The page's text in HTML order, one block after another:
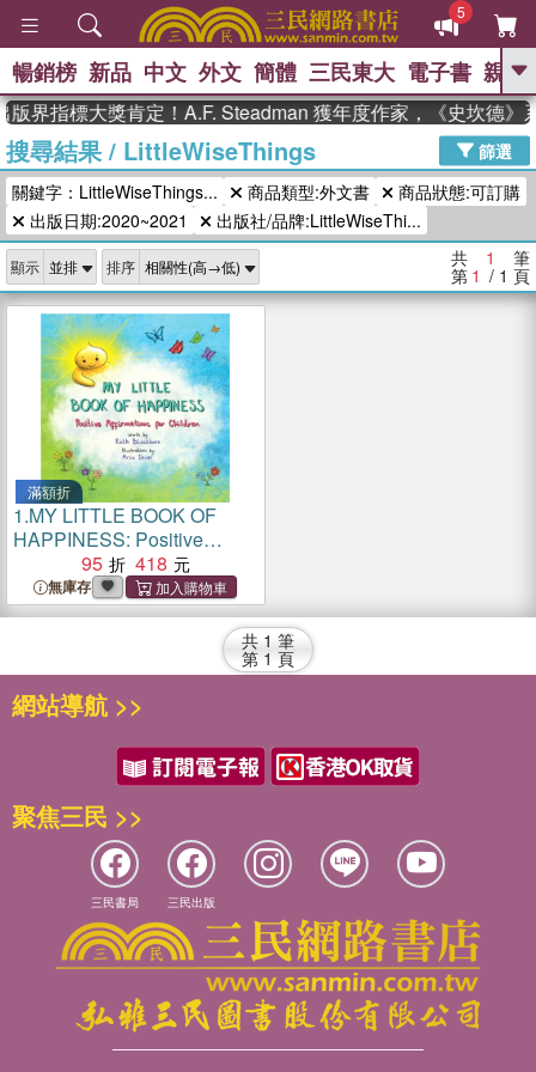
5
GO
熱搜： 東野圭吾 The Odyssey 、
父親節 、 如果歷史是一群喵 、 暑期
推薦 、 國際布克獎 臺灣漫遊錄 、 方
念華 、 台灣的李登輝時代
孩：黎曼猜想 、 偉大的迷走神經
暢銷榜 新品 中文 外文 簡體 三民東大 電子書 親子
界指標大獎肯定！A.F. Steadman 獲年度作家，《史坎德》
搜尋結果/ LittleWiseThings
篩選
關鍵字：LittleWiseThings...
商品類型:外文書
商品狀態:可訂購
出版日期:2020~2021
出版社/品牌:LittleWiseThi...
顯示 排序 共 1 筆
第 1 / 1 頁
滿額折
1.MY LITTLE BOOK OF
HAPPINESS: Positive
Affirmations for Children
95 418
無庫存
共 1 筆
第 1 頁
網站導航 >>
聚焦三民 >>
三民書局 三民出版